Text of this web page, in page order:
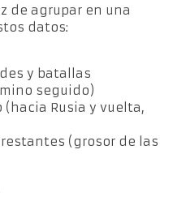
de agrupar en una
datos:
y batallas
seguido)
Rusia y vuelta,
(grosor de las